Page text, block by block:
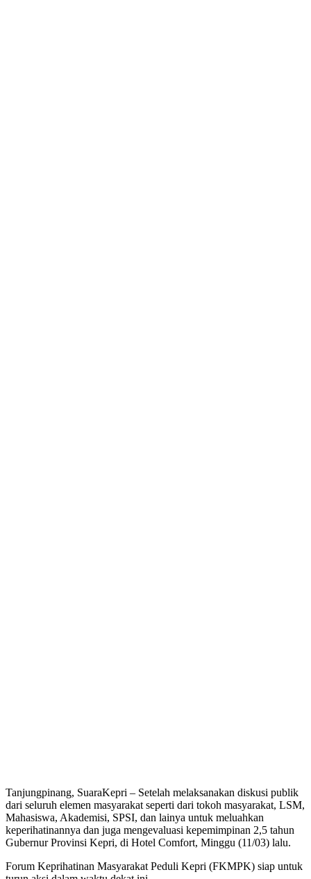
Tanjungpinang, SuaraKepri – Setelah melaksanakan diskusi publik
dari seluruh elemen masyarakat seperti dari tokoh masyarakat, LSM,
Mahasiswa, Akademisi, SPSI, dan lainya untuk meluahkan
keperihatinannya dan juga mengevaluasi kepemimpinan 2,5 tahun
Gubernur Provinsi Kepri, di Hotel Comfort, Minggu (11/03) lalu.
Forum Keprihatinan Masyarakat Peduli Kepri (FKMPK) siap untuk